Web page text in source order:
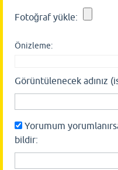
Fotoğraf yükle:
Önizleme:
Görüntülenecek adınız
Yorumum
bildir: